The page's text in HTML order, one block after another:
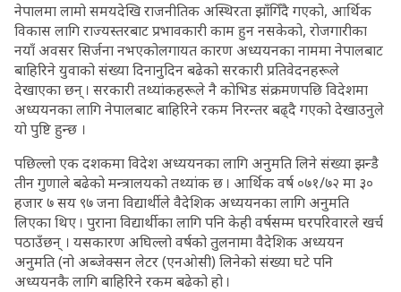
नेपालमा लामो समयदेखि राजनीतिक अस्थिरता झाँगिँदै गएको, आर्थिक
विकास लागि राज्यस्तरबाट प्रभावकारी काम हुन नसकेको, रोजगारीका
नयाँ अवसर सिर्जना नभएकोलगायत कारण अध्ययनका नाममा नेपालबाट
बाहिरिने युवाको संख्या दिनानुदिन बढेको सरकारी प्रतिवेदनहरूले
देखाएका छन् । सरकारी तथ्यांकहरूले नै कोभिड संक्रमणपछि विदेशमा
अध्ययनका लागि नेपालबाट बाहिरिने रकम निरन्तर बढ्दै गएको देखाउनुले
यो पुष्टि हुन्छ ।
पछिल्लो एक दशकमा विदेश अध्ययनका लागि अनुमति लिने संख्या झन्डै
तीन गुणाले बढेको मन्त्रालयको तथ्यांक छ । आर्थिक वर्ष ०७१/७२ मा ३०
हजार ७ सय ९७ जना विद्यार्थीले वैदेशिक अध्ययनका लागि अनुमति
लिएका थिए । पुराना विद्यार्थीका लागि पनि केही वर्षसम्म घरपरिवारले खर्च
पठाउँछन् । यसकारण अघिल्लो वर्षको तुलनामा वैदेशिक अध्ययन
अनुमति (नो अब्जेक्सन लेटर (एनओसी) लिनेको संख्या घटे पनि
अध्ययनकै लागि बाहिरिने रकम बढेको हो ।